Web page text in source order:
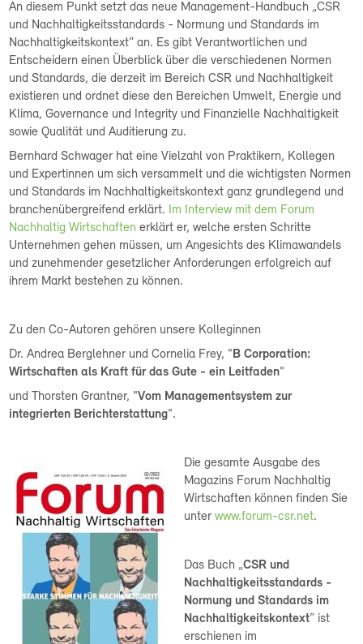
An diesem Punkt setzt das neue Management-Handbuch „CSR
und Nachhaltigkeitsstandards - Normung und Standards im
Nachhaltigkeitskontext“ an. Es gibt Verantwortlichen und
Entscheidern einen Überblick über die verschiedenen Normen
und Standards, die derzeit im Bereich CSR und Nachhaltigkeit
existieren und ordnet diese den Bereichen Umwelt, Energie und
Klima, Governance und Integrity und Finanzielle Nachhaltigkeit
sowie Qualität und Auditierung zu.
Bernhard Schwager hat eine Vielzahl von Praktikern, Kollegen
und Expertinnen um sich versammelt und die wichtigsten Normen
und Standards im Nachhaltigkeitskontext ganz grundlegend und
branchenübergreifend erklärt. Im Interview mit dem Forum
Nachhaltig Wirtschaften erklärt er, welche ersten Schritte
Unternehmen gehen müssen, um Angesichts des Klimawandels
und zunehmender gesetzlicher Anforderungen erfolgreich auf
ihrem Markt bestehen zu können.
Zu den Co-Autoren gehören unsere Kolleginnen
Dr. Andrea Berglehner und Cornelia Frey, " B Corporation:
Wirtschaften als Kraft für das Gute - ein Leitfaden"
und Thorsten Grantner, "Vom Managementsystem zur
integrierten Berichterstattung".
Die gesamte Ausgabe des
Magazins Forum Nachhaltig
Wirtschaften können finden Sie
unterwww.forum-csr.net.
Das Buch „CSR und
Nachhaltigkeitsstandards -
Normung und Standards im
Nachhaltigkeitskontext“ ist
erschienen im